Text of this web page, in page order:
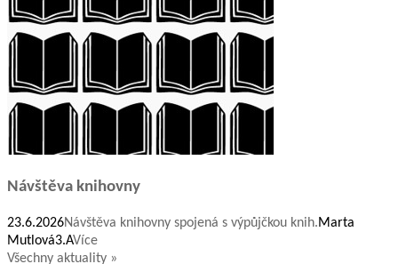
Návštěva knihovny
23.6.2026Návštěva knihovny spojená s výpůjčkou knih.Marta
Mutlová3.AVíce
Všechny aktuality »